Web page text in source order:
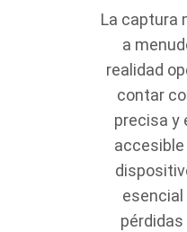
La captura
a
realidad
contar
precisa y
esencial